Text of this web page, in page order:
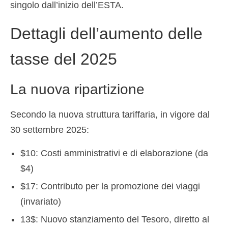
singolo dall’inizio dell’ESTA.
Dettagli dell’aumento delle
tasse del 2025
La nuova ripartizione
Secondo la nuova struttura tariffaria, in vigore dal
30 settembre 2025:
$10: Costi amministrativi e di elaborazione (da
$4)
$17: Contributo per la promozione dei viaggi
(invariato)
13$: Nuovo stanziamento del Tesoro, diretto al